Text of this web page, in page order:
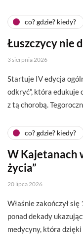
co? gdzie? kiedy?
Łuszczycy nie
3 sierpnia 2026
Startuje IV edycja
odkryć”, która edukuje
z tą chorobą.
co? gdzie? kiedy?
W Kajetanach
życia”
20 lipca 2026
Właśnie zakończył się
ponad dekady
medycyny, która